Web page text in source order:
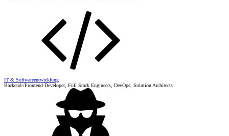
IT & Softwareentwicklung
Backend-/Frontend-Developer, Full Stack Engineers, DevOps, Solution Architects